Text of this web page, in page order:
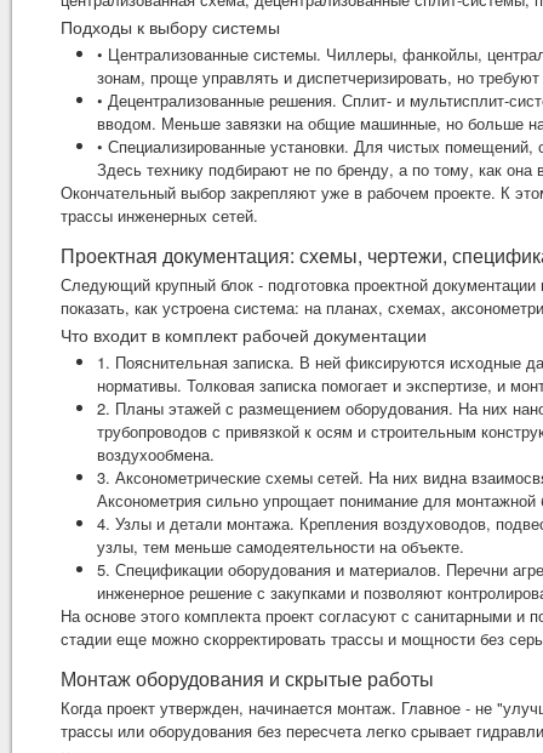
Подходы к выбору системы
• Централизованные системы. Чиллеры, фанкойлы,
зонам, проще управлять и диспетчеризировать, но
• Децентрализованные решения. Сплит- и мультисплит-
вводом. Меньше завязки на общие машинные, но больше
• Специализированные установки. Для чистых помещений,
Здесь технику подбирают не по бренду, а по тому, как
Окончательный выбор закрепляют уже в рабочем проекте. К
трассы инженерных сетей.
Проектная документация: схемы, чертежи,
Следующий крупный блок - подготовка проектной
показать, как устроена система: на планах, схемах,
Что входит в комплект рабочей документации
1. Пояснительная записка. В ней фиксируются исходные
нормативы. Толковая записка помогает и экспертизе, и
2. Планы этажей с размещением оборудования. На них
трубопроводов с привязкой к осям и строительным
воздухообмена.
3. Аксонометрические схемы сетей. На них видна
Аксонометрия сильно упрощает понимание для монтажной
4. Узлы и детали монтажа. Крепления воздуховодов,
узлы, тем меньше самодеятельности на объекте.
5. Спецификации оборудования и материалов. Перечни
инженерное решение с закупками и позволяют
На основе этого комплекта проект согласуют с санитарными
стадии еще можно скорректировать трассы и мощности без
Монтаж оборудования и скрытые работы
Когда проект утвержден, начинается монтаж. Главное - не
трассы или оборудования без пересчета легко срывает